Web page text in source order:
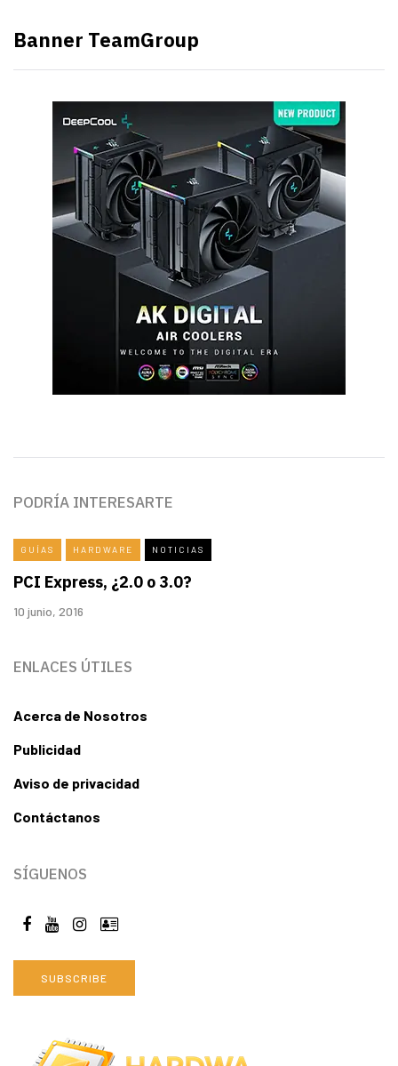
Banner TeamGroup
PODRÍA INTERESARTE
GUÍAS HARDWARE NOTICIAS
PCI Express, ¿2.0 o 3.0?
10 junio, 2016
ENLACES ÚTILES
Acerca de Nosotros
Publicidad
Aviso de privacidad
Contáctanos
SÍGUENOS
SUBSCRIBE